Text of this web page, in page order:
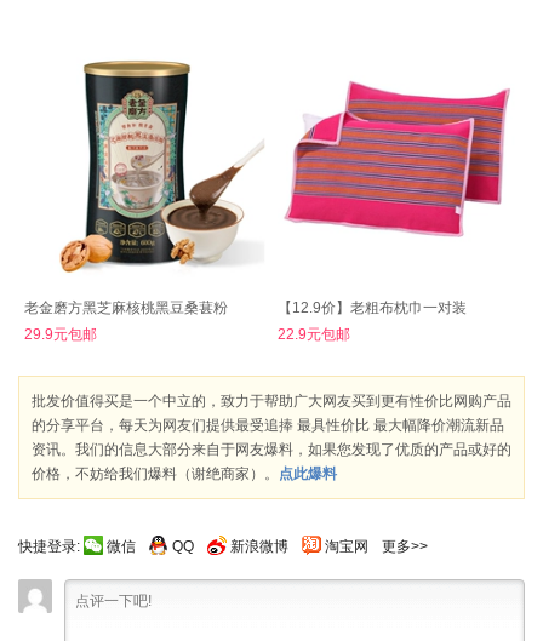
老金磨方黑芝麻核桃黑豆桑葚粉
29.9元包邮
【12.9价】老粗布枕巾一对装
22.9元包邮
批发价值得买是一个中立的，致力于帮助广大网友买到更有性价比网购产品
的分享平台，每天为网友们提供最受追捧 最具性价比 最大幅降价潮流新品
资讯。我们的信息大部分来自于网友爆料，如果您发现了优质的产品或好的
价格，不妨给我们爆料（谢绝商家）。 点此爆料
快捷登录: 微信 QQ 新浪微博 淘宝网 更多>>